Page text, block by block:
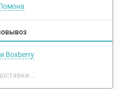
Boxberry